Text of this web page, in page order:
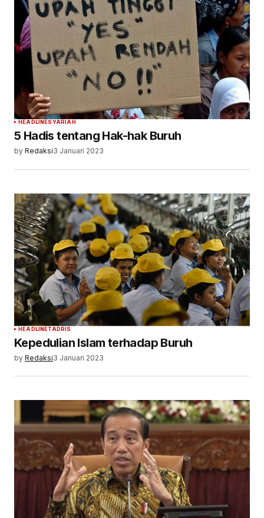
HEADLINESYARIAH
5 Hadis tentang Hak-hak Buruh
by Redaksi3 Januari 2023
HEADLINETADRIS
Kepedulian Islam terhadap Buruh
by Redaksi3 Januari 2023